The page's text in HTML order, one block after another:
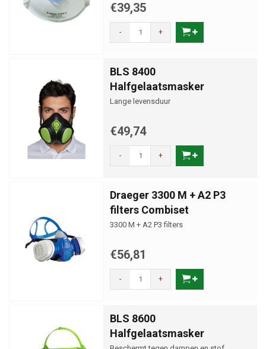
€39,35
- +
BLS 8400
Halfgelaatsmasker
Lange levensduur
€49,74
- +
Draeger 3300 M + A2 P3
filters Combiset
3300 M + A2 P3 filters
€56,81
- +
BLS 8600
Halfgelaatsmasker